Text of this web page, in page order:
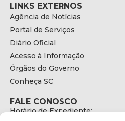
LINKS EXTERNOS
Agência de Notícias
Portal de Serviços
Diário Oficial
Acesso à Informação
Órgãos do Governo
Conheça SC
FALE CONOSCO
Horário de Expediente: